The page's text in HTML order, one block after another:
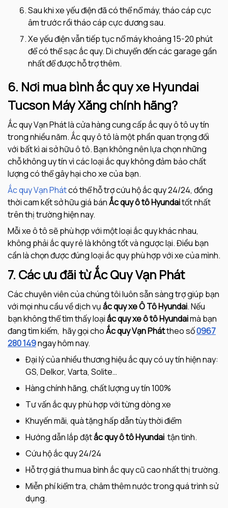
Sau khi xe yếu điện đã có thể nổ máy, tháo cáp cực
âm trước rồi tháo cáp cực dương sau.
Xe yếu điện vẫn tiếp tục nổ máy khoảng 15-20 phút
để có thể sạc ắc quy. Di chuyển đến các garage gần
nhất để được hỗ trợ thêm.
6. Nơi mua bình ắc quy xe Hyundai
Tucson Máy Xăng chính hãng?
Ắc quy Vạn Phát là cửa hàng cung cấp ắc quy ô tô uy tín
trong nhiều năm. Ắc quy ô tô là một phần quan trọng đối
với bất kì ai sở hữu ô tô. Bạn không nên lựa chọn những
chỗ không uy tín vì các loại ắc quy không đảm bảo chất
lượng có thể gây hại cho xe của bạn.
Ắc quy Vạn Phátcó thể hỗ trợ cứu hộ ắc quy 24/24, đồng
thời cam kết sở hữu giá bánẮc quy ô tôHyundaitốt nhất
trên thị trường hiện nay.
Mỗi xe ô tô sẽ phù hợp với một loại ắc quy khác nhau,
không phải ắc quy rẻ là không tốt và ngược lại. Điều bạn
cần là chọn được đúng loại ắc quy phù hợp với xe của mình.
7. Các ưu đãi từ Ắc Quy Vạn Phát
Các chuyên viên của chúng tôi luôn sẵn sàng trợ giúp bạn
với mọi nhu cầu về dịch vụắc quy xe Ô TôHyundai. Nếu
bạn không thể tìm thấy loạiắc quy xe ô tôHyundaimà bạn
đang tìm kiếm, hãy gọi choẮc quy Vạn Pháttheo số0967
280 149ngay hôm nay.
Đại lý của nhiều thương hiệu ắc quy có uy tín hiện nay:
GS, Delkor, Varta, Solite…
Hàng chính hãng, chất lượng uy tín 100%
Tư vấn ắc quy phù hợp với từng dòng xe
Khuyến mãi, quà tặng hấp dẫn tùy thời điểm
Hướng dẫn lắp đặtắc quy ô tô Hyundai tận tình.
Cứu hộ ắc quy 24/24
Hỗ trợ giá thu mua bình ắc quy cũ cao nhất thị trường.
Miễn phí kiểm tra, châm thêm nước trong quá trình sử
dụng.